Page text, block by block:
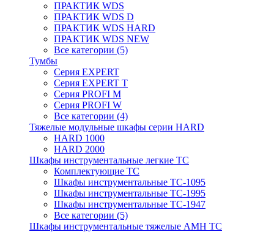
ПРАКТИК WDS
ПРАКТИК WDS D
ПРАКТИК WDS HARD
ПРАКТИК WDS NEW
Все категории (5)
Тумбы
Серия EXPERT
Серия EXPERT T
Серия PROFI M
Серия PROFI W
Все категории (4)
Тяжелые модульные шкафы серии HARD
HARD 1000
HARD 2000
Шкафы инструментальные легкие ТС
Комплектующие ТС
Шкафы инструментальные TC-1095
Шкафы инструментальные TC-1995
Шкафы инструментальные ТС-1947
Все категории (5)
Шкафы инструментальные тяжелые AMH TC